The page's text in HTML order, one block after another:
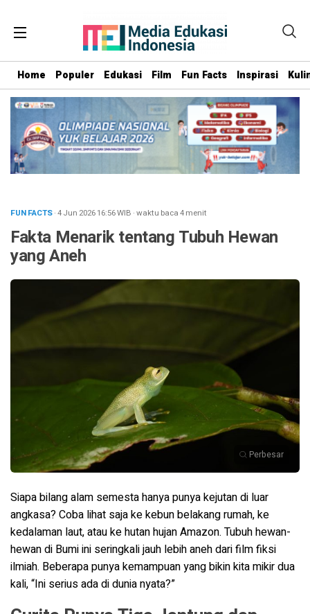
Home Populer Edukasi Film Fun Facts Inspirasi
FUN FACTS· 4 Jun 202616:56WIB ·waktu baca 4 menit
Fakta Menarik tentang Tubuh Hewan
yang Aneh
Perbesar
Siapa bilang alam semesta hanya punya kejutan di luar
angkasa? Coba lihat saja ke kebun belakang rumah, ke
kedalaman laut, atau ke hutan hujan Amazon. Tubuh hewan-
hewan di Bumi ini seringkali jauh lebih aneh dari film fiksi
ilmiah. Beberapa punya kemampuan yang bikin kita mikir dua
kali, “Ini serius ada di dunia nyata?”